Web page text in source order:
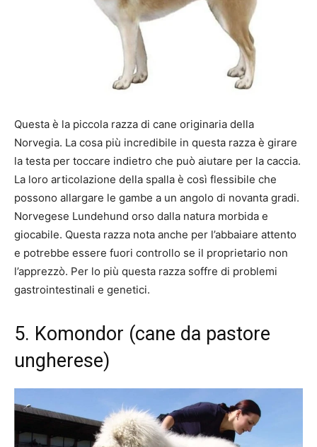
Questa è la piccola razza di cane originaria della
Norvegia. La cosa più incredibile in questa razza è girare
la testa per toccare indietro che può aiutare per la caccia.
La loro articolazione della spalla è così flessibile che
possono allargare le gambe a un angolo di novanta gradi.
Norvegese Lundehund orso dalla natura morbida e
giocabile. Questa razza nota anche per l’abbaiare attento
e potrebbe essere fuori controllo se il proprietario non
l’apprezzò. Per lo più questa razza soffre di problemi
gastrointestinali e genetici.
5. Komondor (cane da pastore
ungherese)